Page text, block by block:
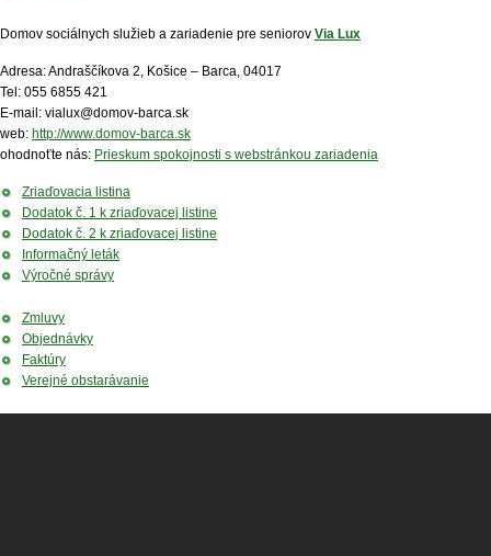
Domov sociálnych služieb a zariadenie pre seniorov Via Lux
Adresa: Andraščíkova 2, Košice – Barca, 04017
Tel: 055 6855 421
E-mail: vialux@domov-barca.sk
web: http://www.domov-barca.sk
ohodnoťte nás: Prieskum spokojnosti s webstránkou zariadenia
Zriaďovacia listina
Dodatok č. 1 k zriaďovacej listine
Dodatok č. 2 k zriaďovacej listine
Informačný leták
Výročné správy
Zmluvy
Objednávky
Faktúry
Verejné obstarávanie